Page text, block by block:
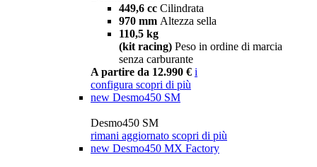
449,6 cc Cilindrata
970 mm Altezza sella
110,5 kg
(kit racing) Peso in ordine di marcia
senza carburante
A partire da 12.990 € i
configura scopri di più
new Desmo450 SM
Desmo450 SM
rimani aggiornato scopri di più
new Desmo450 MX Factory